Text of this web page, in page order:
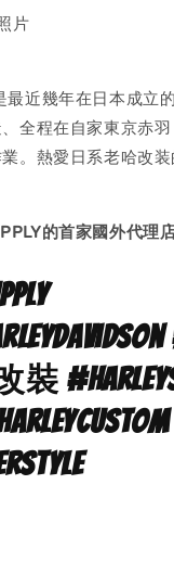
片
最近幾年在日本成立
全程在自家東京赤
。熱愛日系老哈改
的首家國外代理店
裝